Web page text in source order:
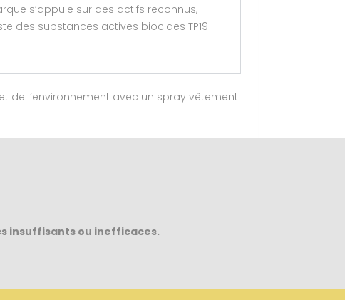
s’appuie sur des actifs reconnus,
des substances actives biocides TP19
de l’environnement avec un spray vêtement
insuffisants ou inefficaces.